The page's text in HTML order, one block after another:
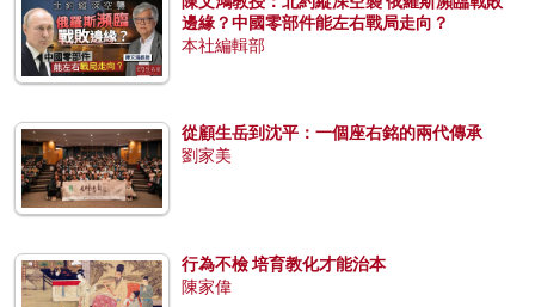
邊緣？中國零部件能左右戰局走向？
本社編輯部
從顧生岳到沈平：一個座右銘的兩代傳承
劉家美
行為不檢 培育教化才能治本
陳家偉